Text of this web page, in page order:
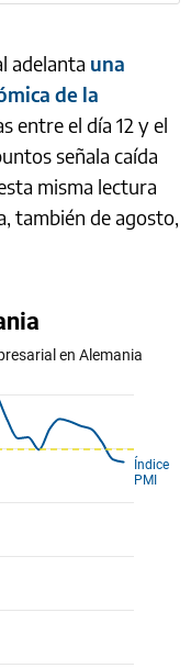
adelanta una
de la
entre el día 12 y el
señala caída
misma lectura
también de agosto,